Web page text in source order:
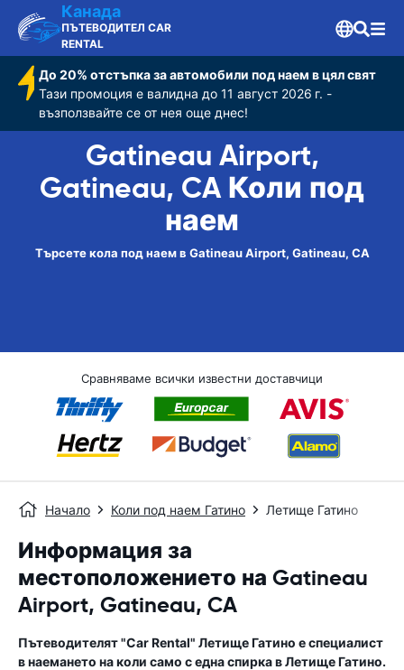
Канада
ПЪТЕВОДИТЕЛ CAR
RENTAL
До 20% отстъпка за автомобили под наем в цял свят
Тази промоция е валидна до 11 август 2026 г. -
възползвайте се от нея още днес!
Gatineau Airport,
Gatineau, CA Коли под
наем
Търсете кола под наем в Gatineau Airport, Gatineau, CA
Сравняваме всички известни доставчици
Начало Коли под наем Гатино Летище Гатино
Информация за
местоположението на Gatineau
Airport, Gatineau, CA
Пътеводителят "Car Rental" Летище Гатино е специалист
в наемането на коли само с една спирка вЛетище Гатино.